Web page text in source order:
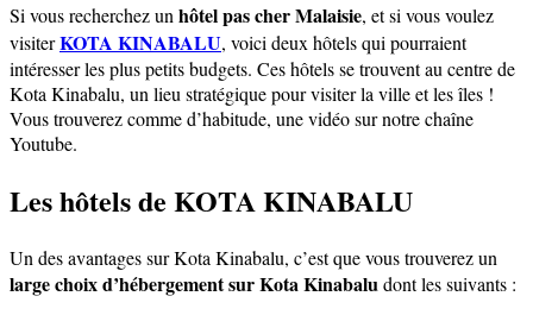
Si vous recherchez unhôtel pas cher Malaisie, et si vous voulez
visiterKOTA KINABALU, voici deux hôtels qui pourraient
intéresser les plus petits budgets. Ces hôtels se trouvent au centre de
Kota Kinabalu, un lieu stratégique pour visiter la ville et les îles !
Vous trouverez comme d’habitude, une vidéo sur notre chaîne
Youtube.
Les hôtels de KOTA KINABALU
Un des avantages sur Kota Kinabalu, c’est que vous trouverez un
large choix d’hébergement sur Kota Kinabaludont les suivants :